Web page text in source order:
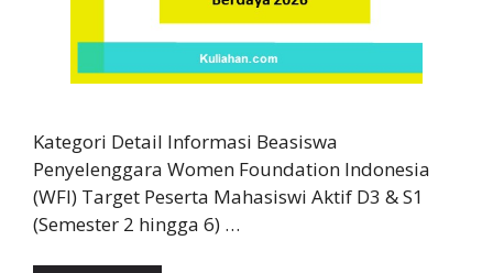
Kategori Detail Informasi Beasiswa
Penyelenggara Women Foundation Indonesia
(WFI) Target Peserta Mahasiswi Aktif D3 & S1
(Semester 2 hingga 6) …